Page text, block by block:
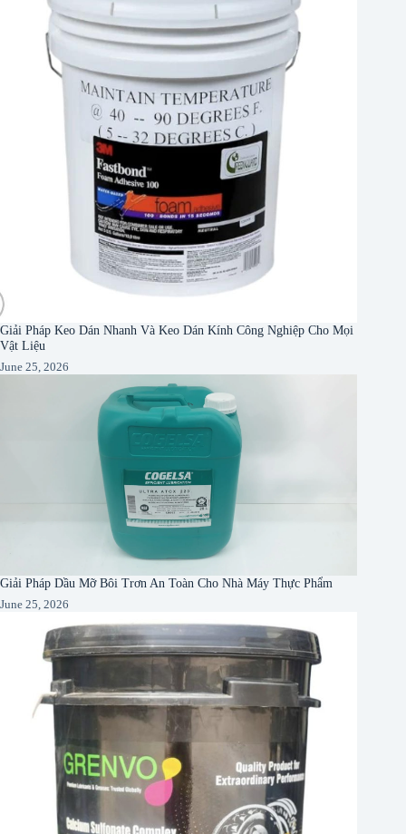
Giải Pháp Keo Dán Nhanh Và Keo Dán Kính Công Nghiệp Cho Mọi
Vật Liệu
June 25, 2026
Giải Pháp Dầu Mỡ Bôi Trơn An Toàn Cho Nhà Máy Thực Phẩm
June 25, 2026